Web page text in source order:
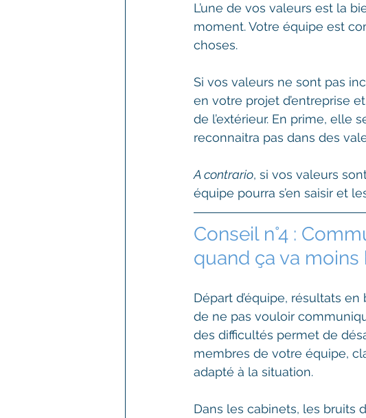
L’une de vos valeurs est la
moment. Votre équipe est
choses.
Si vos valeurs ne sont pas
en votre projet d’entreprise
de l’extérieur. En prime, elle
reconnaitra pas dans des
A contrario, si vos valeurs
équipe pourra s’en saisir et
Conseil n°4 :
quand ça va moins
Départ d’équipe, résultats
de ne pas vouloir
des difficultés permet de
membres de votre équipe,
adapté à la situation.
Dans les cabinets, les bruits